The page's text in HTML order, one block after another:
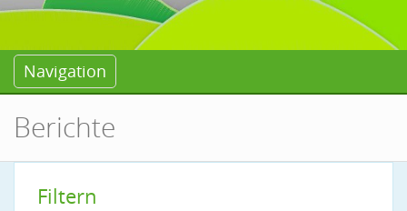
Navigation
Berichte
Filtern